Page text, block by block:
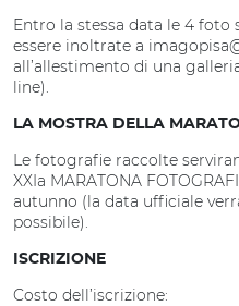
Entro la stessa data le 4
essere inoltrate a
all’allestimento di una
line).
LA MOSTRA DELLA
Le fotografie raccolte
XXIa MARATONA
autunno (la data ufficiale
possibile).
ISCRIZIONE
Costo dell’iscrizione: